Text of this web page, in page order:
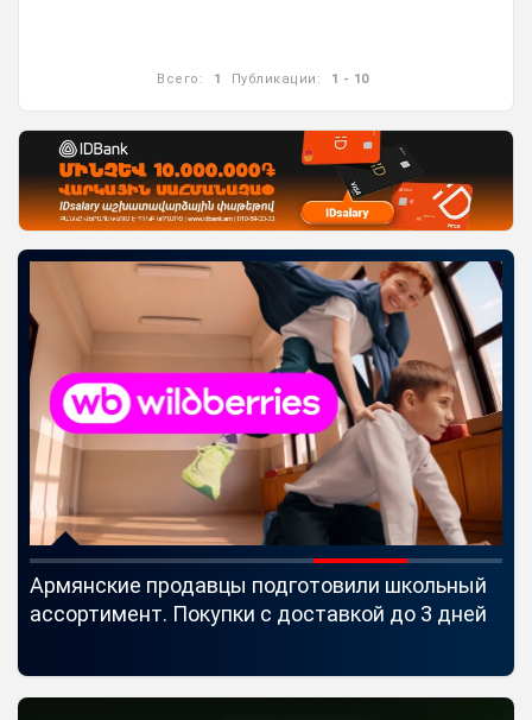
Всего: 1 Публикации: 1 - 10
Армянские продавцы подготовили школьный
ассортимент. Покупки с доставкой до 3 дней